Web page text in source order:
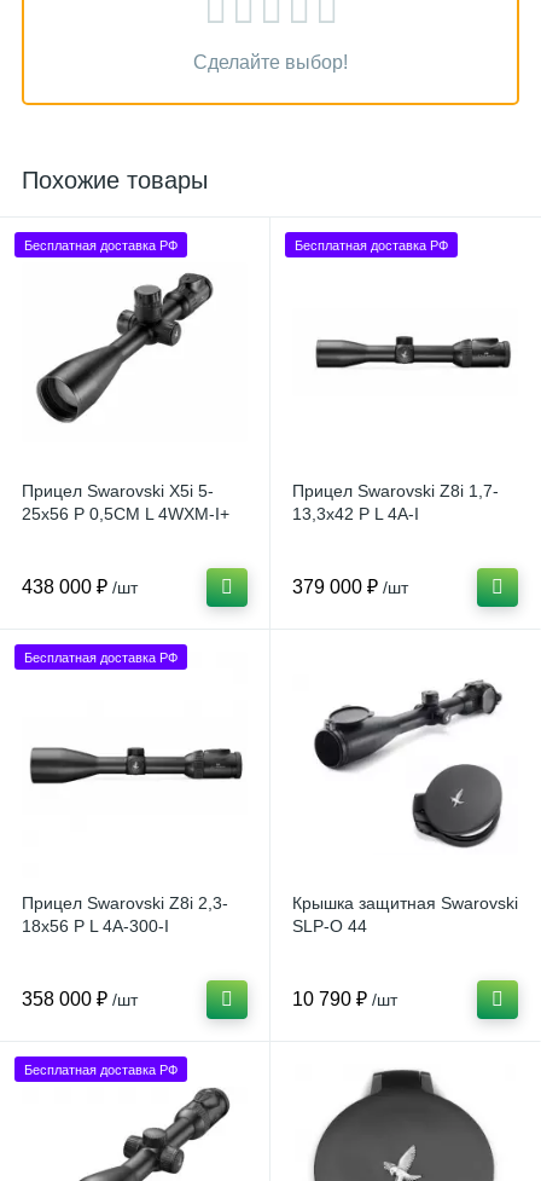
Сделайте выбор!
Похожие товары
Бесплатная доставка РФ
Прицел Swarovski X5i 5-
25x56 P 0,5CM L 4WXM-I+
438 000 ₽ /шт
Бесплатная доставка РФ
Прицел Swarovski Z8i 1,7-
13,3x42 P L 4A-I
379 000 ₽ /шт
Бесплатная доставка РФ
Прицел Swarovski Z8i 2,3-
18x56 P L 4A-300-I
358 000 ₽ /шт
Крышка защитная Swarovski
SLP-O 44
10 790 ₽ /шт
Бесплатная доставка РФ